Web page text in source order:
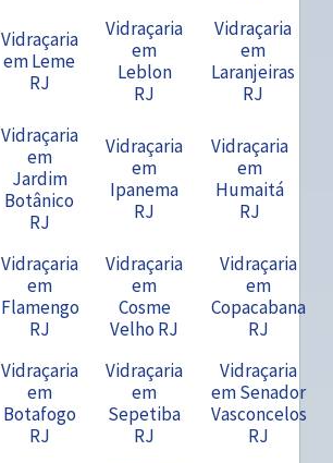
Vidraçaria
em Leme
RJ
Vidraçaria
em
Leblon
RJ
Vidraçaria
em
Laranjeiras
RJ
Vidraçaria
em
Jardim
Botânico
RJ
Vidraçaria
em
Ipanema
RJ
Vidraçaria
em
Humaitá
RJ
Vidraçaria
em
Flamengo
RJ
Vidraçaria
em
Cosme
Velho RJ
Vidraçaria
em
Copacabana
RJ
Vidraçaria
em
Botafogo
RJ
Vidraçaria
em
Sepetiba
RJ
Vidraçaria
em Senador
Vasconcelos
RJ